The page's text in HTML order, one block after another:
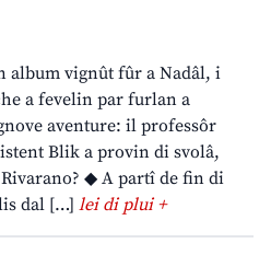
album vignût fûr a Nadâl, i
a fevelin par furlan a
aventure: il professôr
Blik a provin di svolâ,
◆ A partî de fin di
dal […] lei di plui +